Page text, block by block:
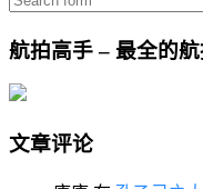
航拍高手 – 最全的
文章评论